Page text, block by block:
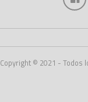
Copyright © 2021 - Todos